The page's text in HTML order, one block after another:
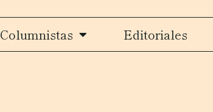
Columnistas Editoriales